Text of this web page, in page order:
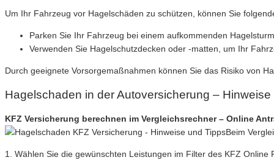
Um Ihr Fahrzeug vor Hagelschäden zu schützen, können Sie
Parken Sie Ihr Fahrzeug bei einem aufkommenden
Verwenden Sie Hagelschutzdecken oder -matten, um Ihr
Durch geeignete Vorsorgemaßnahmen können Sie das Risiko von
Hagelschaden in der Autoversicherung –
KFZ Versicherung berechnen im Vergleichsrechner – Online
Beim
1. Wählen Sie die gewünschten Leistungen im Filter des KFZ